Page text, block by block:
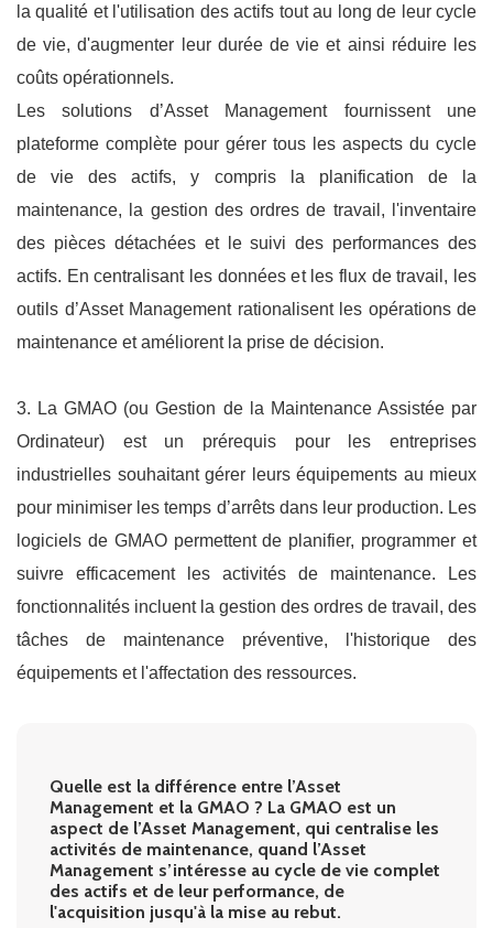
la qualité et l'utilisation des actifs tout au long de leur cycle
de vie, d'augmenter leur durée de vie et ainsi réduire les
coûts opérationnels.
Les solutions d’Asset Management fournissent une
plateforme complète pour gérer tous les aspects du cycle
de vie des actifs, y compris la planification de la
maintenance, la gestion des ordres de travail, l'inventaire
des pièces détachées et le suivi des performances des
actifs. En centralisant les données et les flux de travail, les
outils d’Asset Management rationalisent les opérations de
maintenance et améliorent la prise de décision.
3. La GMAO (ou Gestion de la Maintenance Assistée par
Ordinateur) est un prérequis pour les entreprises
industrielles souhaitant gérer leurs équipements au mieux
pour minimiser les temps d’arrêts dans leur production. Les
logiciels de GMAO permettent de planifier, programmer et
suivre efficacement les activités de maintenance. Les
fonctionnalités incluent la gestion des ordres de travail, des
tâches de maintenance préventive, l'historique des
équipements et l'affectation des ressources.
Quelle est la différence entre l’Asset
Management et la GMAO ? La GMAO est un
aspect de l’Asset Management, qui centralise les
activités de maintenance, quand l’Asset
Management s’intéresse au cycle de vie complet
des actifs et de leur performance, de
l'acquisition jusqu'à la mise au rebut.